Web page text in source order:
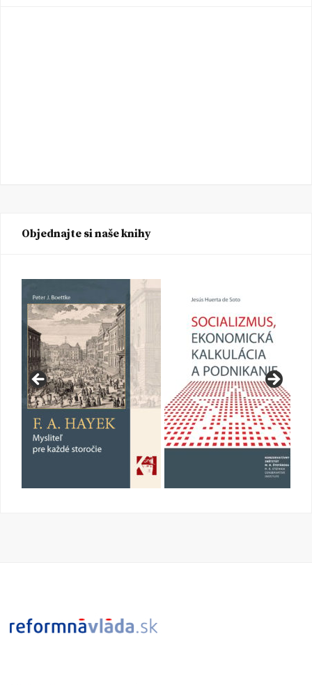
Objednajte si naše knihy